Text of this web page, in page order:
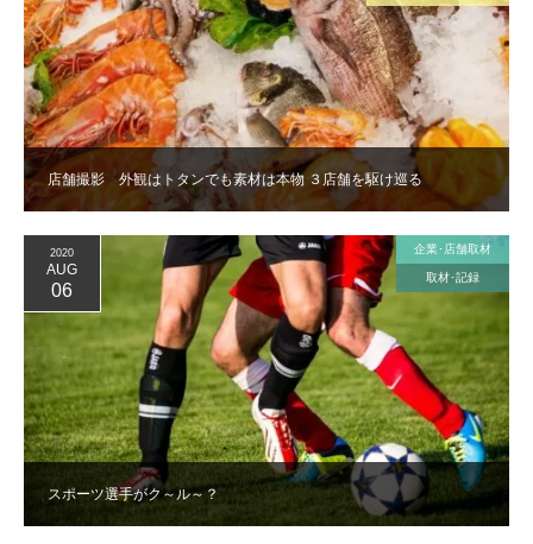
店舗撮影 外観はトタンでも素材は本物 ３店舗を駆け巡る
スポーツ選手がク～ル～？
2020
AUG
06
企業･店舗取材
取材･記録